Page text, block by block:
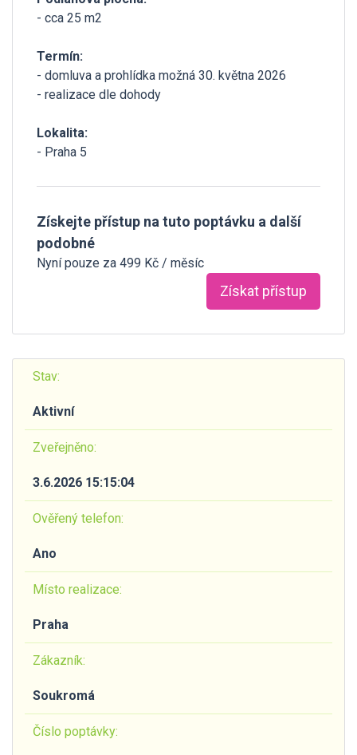
- cca 25 m2
Termín:
- domluva a prohlídka možná 30. května 2026
- realizace dle dohody
Lokalita:
- Praha 5
Získejte přístup na tuto poptávku a další
podobné
Nyní pouze za 499 Kč / měsíc
Získat přístup
Stav:
Aktivní
Zveřejněno:
3.6.2026 15:15:04
Ověřený telefon:
Ano
Místo realizace:
Praha
Zákazník:
Soukromá
Číslo poptávky: